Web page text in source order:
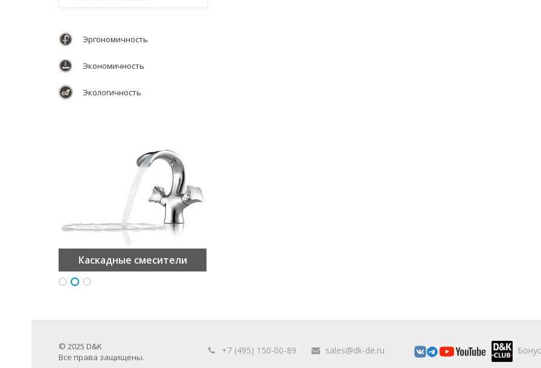
Эргономичность
Экономичность
Экологичность
Врезные смесители
Каскадные смесители
Встраиваемые смесители
+7 (495) 150-00-89 sales@dk-de.ru
© 2025 D&K
Все права защищены.